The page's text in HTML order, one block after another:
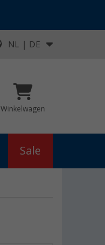
NL | DE
Winkelwagen
Sale